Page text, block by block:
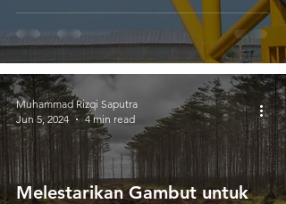
Melestarikan Gambut untuk
Muhammad Rizqi Saputra
Jun 5, 2024
4 min read